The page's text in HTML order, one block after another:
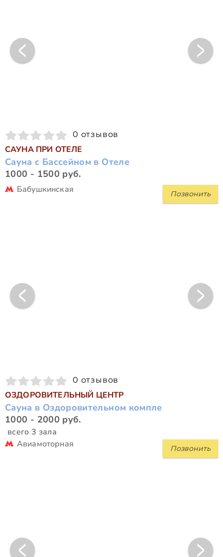
0 отзывов
САУНА ПРИ ОТЕЛЕ
Сауна с Бассейном в Отеле
1000 - 1500 руб.
Позвонить
Бабушкинская
0 отзывов
ОЗДОРОВИТЕЛЬНЫЙ ЦЕНТР
Сауна в Оздоровительном компле
1000 - 2000 руб.
всего 3 зала
Позвонить
Авиамоторная